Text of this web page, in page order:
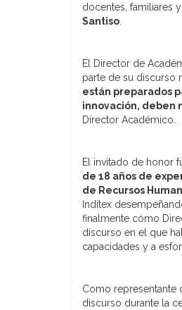
docentes, familiares
Santiso
El Director de
parte de su discurso
están preparados
innovación, deben
Director Académico.
El invitado de honor
de 18 años de
de Recursos
Inditex
finalmente cómo
discurso en el que
capacidades y a
Como representante
discurso durante la